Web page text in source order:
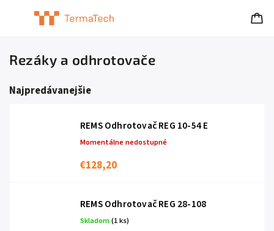
Rezáky a odhrotovače
Najpredávanejšie
REMS Odhrotovač REG 10-54 E
Momentálne nedostupné
€128,20
REMS Odhrotovač REG 28-108
Skladom(1 ks)